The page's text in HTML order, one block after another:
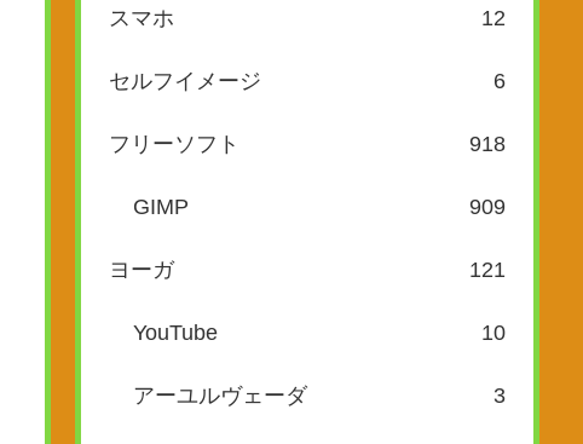
スマホ 12
セルフイメージ 6
フリーソフト 918
GIMP 909
ヨーガ 121
YouTube 10
アーユルヴェーダ 3